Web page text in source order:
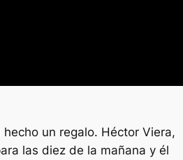
un regalo. Héctor Viera,
las diez de la mañana y él